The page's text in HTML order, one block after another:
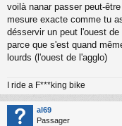
e
s
s
g
e
o
l
u
voilà nanar passer peut-
mesure exacte comme tu
désservir un peut l'ouest
parce que s'est quand
lourds (l'ouest de l'agglo)
I ride a F***king bike
al69
Passager